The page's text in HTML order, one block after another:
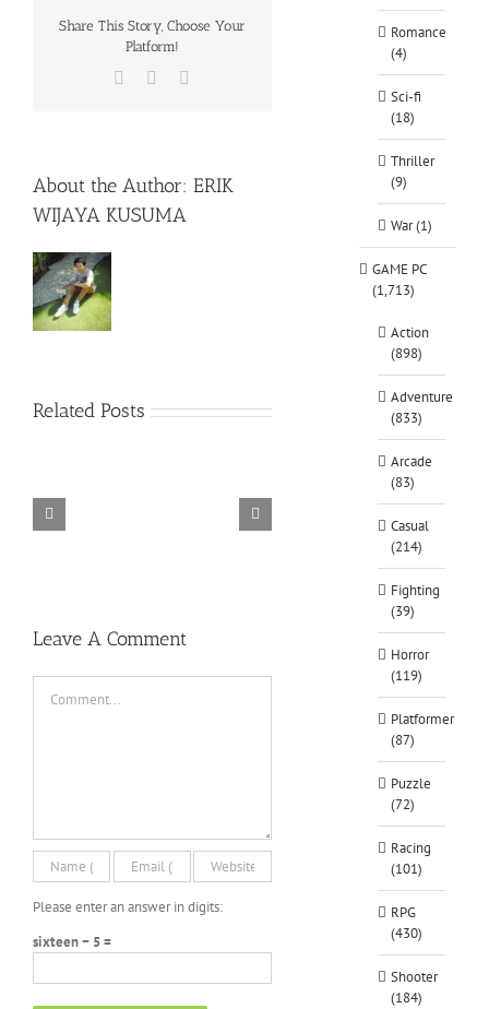
Share This Story, Choose Your
Platform!
Facebook
About the Author: ERIK
WIJAYA KUSUMA
Related Posts
TORINTO-DARKZER0 Alone in the
Leave A Comment
Please enter an answer in digits:
sixteen − 5 =
Romance
(4)
Sci-fi
(18)
Thriller
(9)
War (1)
GAME PC
(1,713)
Action
(898)
Adventure
(833)
Arcade
(83)
Casual
(214)
Fighting
(39)
Horror
(119)
Platformer
(87)
Puzzle
(72)
Racing
(101)
RPG
(430)
Shooter
(184)